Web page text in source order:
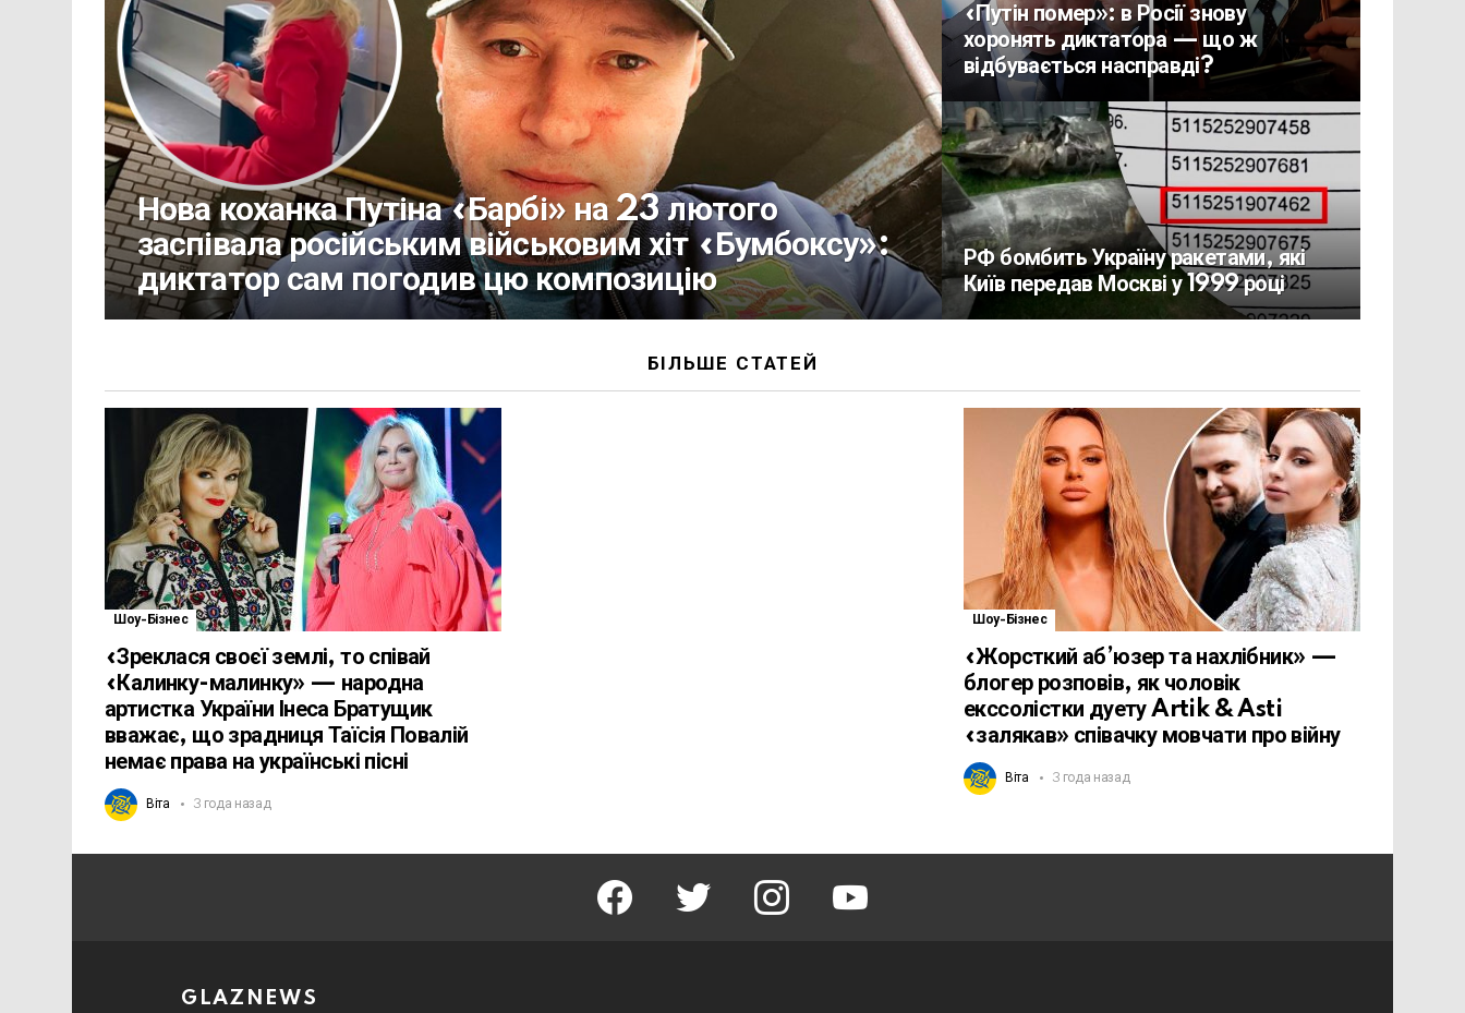
Нова коханка Путіна «Барбі» на 23 лютого
заспівала російським військовим хіт «Бумбоксу»:
диктатор сам погодив цю композицію
«Путін помер»: в Росії знову
хоронять диктатора — що ж
відбувається насправді?
РФ бомбить Україну ракетами, які
Київ передав Москві у 1999 році
БІЛЬШЕ СТАТЕЙ
Шоу-Бізнес
«Зреклася своєї землі, то співай
«Калинку-малинку» — народна
артистка України Інеса Братущик
вважає, що зрадниця Таїсія Повалій
немає права на українські пісні
Віта 3 года назад
Шоу-Бізнес
«Жорсткий аб’юзер та нахлібник» —
блогер розповів, як чоловік
екссолістки дуету Artik & Asti
«залякав» співачку мовчати про війну
Віта 3 года назад
facebook twitter instagram youtube
GLAZNEWS